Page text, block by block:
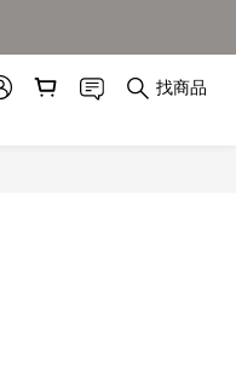
找商品